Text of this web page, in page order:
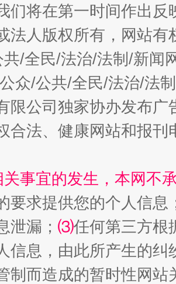
金库”的免责幌子
！段成刚被判无期 从幼
们将在第一时间作出
法人版权所有，网站
共/全民/法治/法制/新闻
众/公共/全民/法治/法
限公司独家协办发布
合法、健康网站和报
关事宜的发生，本网不
要求提供您的个人信息
泄漏； ⑶任何第三方根
信息，由此所产生的纠
制而造成的暂时性网